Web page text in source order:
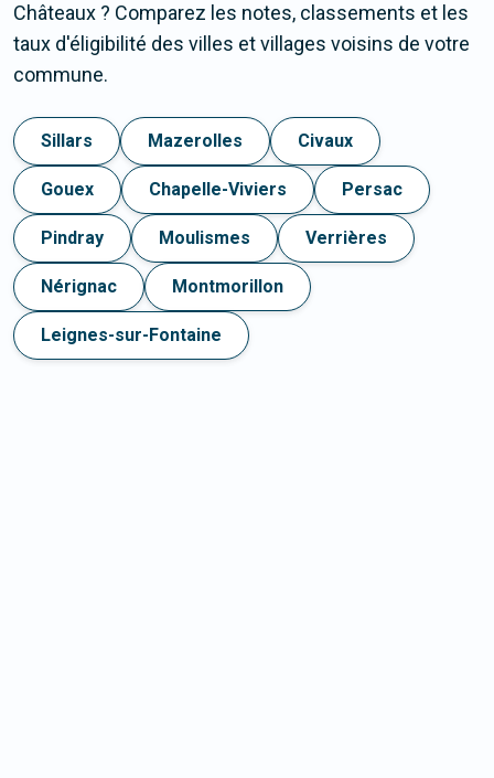
Châteaux ? Comparez les notes, classements et les
taux d'éligibilité des villes et villages voisins de votre
commune.
Sillars Mazerolles Civaux
Gouex Chapelle-Viviers Persac
Pindray Moulismes Verrières
Nérignac Montmorillon
Leignes-sur-Fontaine